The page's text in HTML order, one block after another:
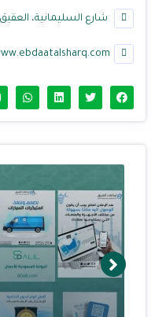
شارع السليمانية،